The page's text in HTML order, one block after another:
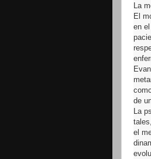
La
El
en
de
La
el